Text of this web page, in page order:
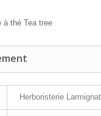
à thé Tea tree
Herboristerie Larmignat